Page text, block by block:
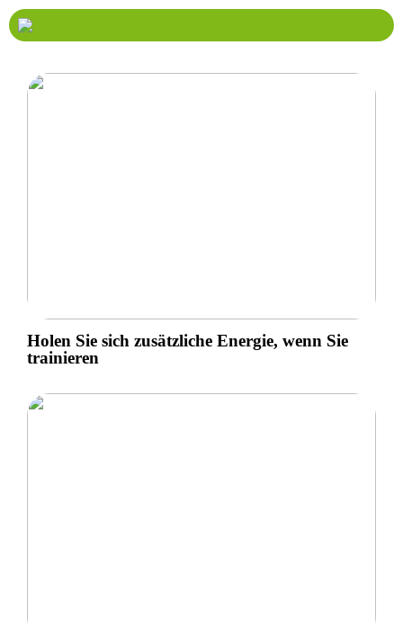
Holen Sie sich zusätzliche Energie, wenn Sie
trainieren